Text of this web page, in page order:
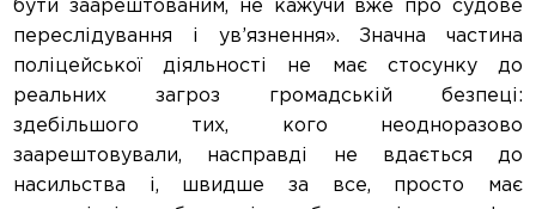
бути заарештованим, не кажучи вже про судове
переслідування і ув’язнення». Значна частина
поліцейської діяльності не має стосунку до
реальних загроз громадській безпеці:
здебільшого тих, кого неодноразово
заарештовували, насправді не вдається до
насильства і, швидше за все, просто має